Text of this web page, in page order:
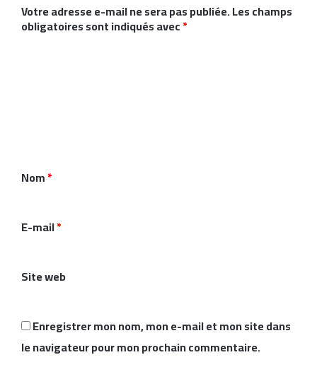
Votre adresse e-mail ne sera pas publiée.Les champs
obligatoires sont indiqués avec*
t
i
*
Nom*
E-mail*
Site web
Enregistrer mon nom, mon e-mail et mon site dans
le navigateur pour mon prochain commentaire.